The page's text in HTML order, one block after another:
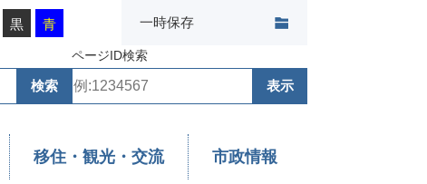
ページID検索
黒 青 一時保存
移住・観光・交流 市政情報